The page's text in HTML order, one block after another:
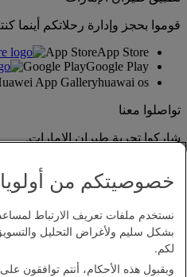
قوموا بحجز وإدارة رحلاتكم أينما
App StoreApp Store
Google PlayGoogle Play
App Galleryhuawai os
تواصلوا معنا
شاركوا تجربة طيران الإمارات.
خصوصيتكم من
نستخدم ملفات تعريف الارتباط
بشكل سليم ولأغراض التحليل
لكم.
وبقبول هذه الأحكام، أنتم توافقون